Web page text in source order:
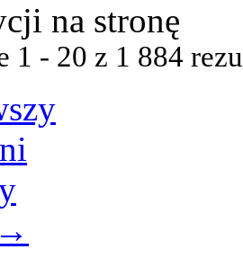
na stronę
1 - 20 z 1 884